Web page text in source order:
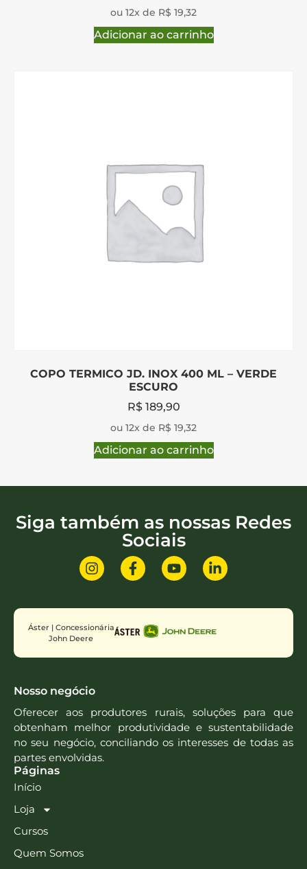
ou 12x de R$ 19,32
Adicionar ao carrinho
COPO TERMICO JD. INOX 400 ML – VERDE
ESCURO
R$189,90
ou 12x de R$ 19,32
Adicionar ao carrinho
Siga também as nossas Redes
Sociais
Áster | Concessionária
John Deere
Nosso negócio
Oferecer aos produtores rurais, soluções para que
obtenham melhor produtividade e sustentabilidade
no seu negócio, conciliando os interesses de todas as
partes envolvidas.
Páginas
Início
Loja
Cursos
Quem Somos